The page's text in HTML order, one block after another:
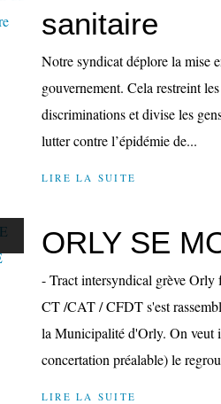
sanitaire
Notre syndicat déplore la mise
gouvernement. Cela restreint
discriminations et divise les
lutter contre l’épidémie de...
LIRE LA SUITE
ORLY SE
- Tract intersyndical grève
CT /CAT / CFDT s'est
la Municipalité d'Orly. On veut
concertation préalable) le
LIRE LA SUITE